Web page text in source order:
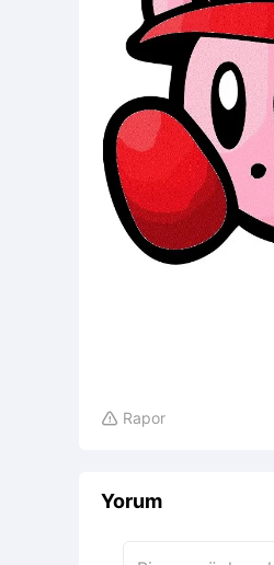
 Rapor
Yorum